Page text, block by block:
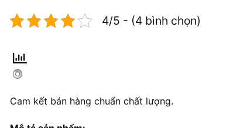
4/5 - (4 bình chọn)
Cam kết bán hàng chuẩn chất lượng.